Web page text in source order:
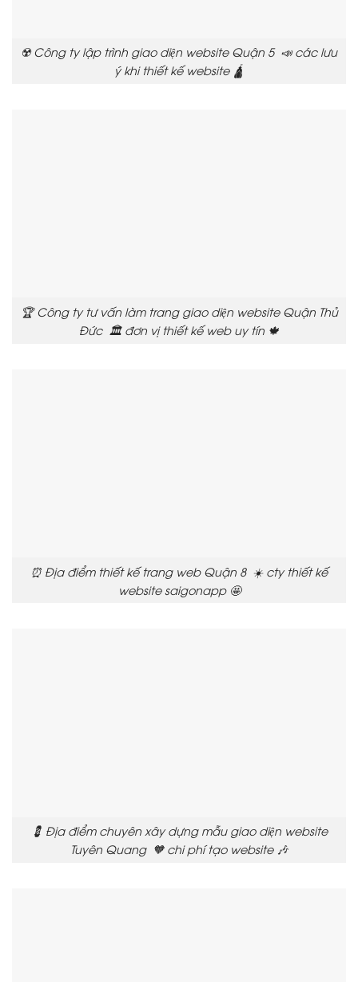
☢️ Công ty lập trình giao diện website Quận 5 📣 các lưu
ý khi thiết kế website 🛕
🏆 Công ty tư vấn làm trang giao diện website Quận Thủ
Đức 🏛️ đơn vị thiết kế web uy tín 🍁
⏰ Địa điểm thiết kế trang web Quận 8 ☀️ cty thiết kế
website saigonapp 🤩
💈 Địa điểm chuyên xây dựng mẫu giao diện website
Tuyên Quang 🧡 chi phí tạo website 🎶